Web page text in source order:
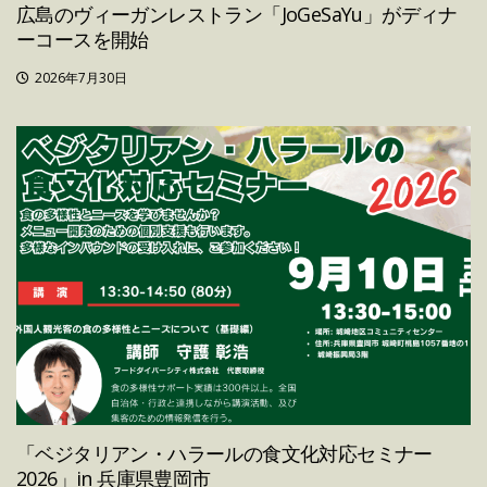
広島のヴィーガンレストラン「JoGeSaYu」がディナ
ーコースを開始
2026年7月30日
「ベジタリアン・ハラールの食文化対応セミナー
2026」in 兵庫県豊岡市